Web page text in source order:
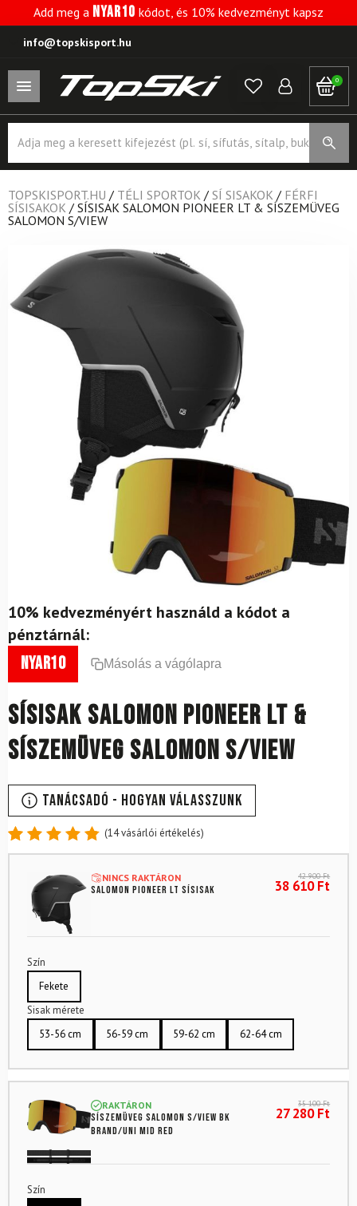
Add meg a NYAR10 kódot, és 10% kedvezményt kapsz
info@topskisport.hu
0
search
TOPSKISPORT.HU / TÉLI SPORTOK / SÍ SISAKOK / FÉRFI
SÍSISAKOK / SÍSISAK SALOMON PIONEER LT & SÍSZEMÜVEG
SALOMON S/VIEW
10% kedvezményért használd a kódot a
pénztárnál:
nyar10 Másolás a vágólapra
Sísisak SALOMON Pioneer LT &
Síszemüveg SALOMON S/view
Tanácsadó - Hogyan válasszunk
Értékelés
5-ből,
14
értékelés
alapján
(14vásárlói értékelés)
NINCS RAKTÁRON
SALOMON Pioneer LT sísisak
42 900Ft
38 610Ft
Szín
Fekete
Sisak mérete
53-56 cm
56-59 cm 59-62 cm 62-64 cm
RAKTÁRON
Síszemüveg SALOMON S/view Bk
Brand/Uni Mid Red
35 100Ft
27 280Ft
Szín